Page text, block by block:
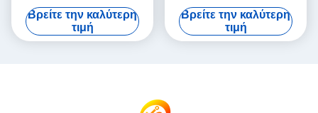
Panasonic AI αρχικό νέο/
χρησιμοποιημένο RH2 RH3
RHU2
Βρείτε την καλύτερη
τιμή
ΦΡΑΓΜΌΣ 108351000401
Βρείτε την καλύτερη
τιμή